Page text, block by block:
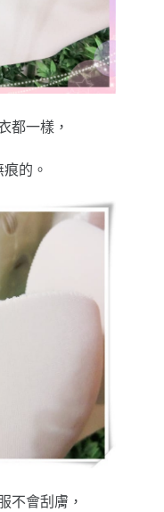
都一樣，
的。
不會刮膚，